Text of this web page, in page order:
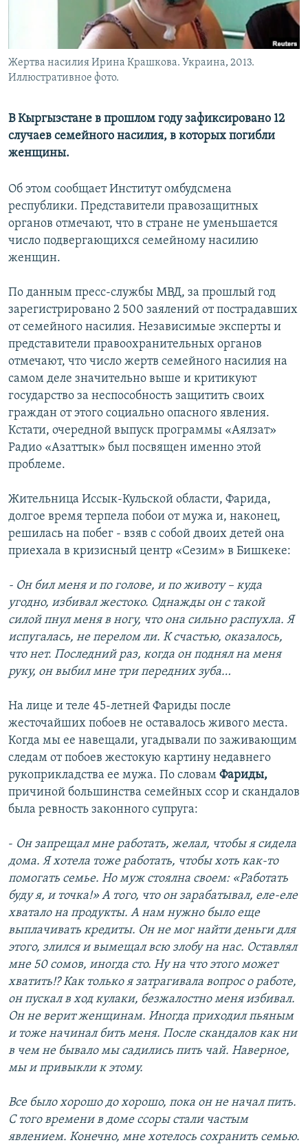
Жертва насилия Ирина Крашкова. Украина, 2013.
Иллюстративное фото.
В Кыргызстане в прошлом году зафиксировано 12
случаев семейного насилия, в которых погибли
женщины.
Об этом сообщает Институт омбудсмена
республики. Представители правозащитных
органов отмечают, что в стране не уменьшается
число подвергающихся семейному насилию
женщин.
По данным пресс-службы МВД, за прошлый год
зарегистрировано 2 500 заялений от пострадавших
от семейного насилия. Независимые эксперты и
представители правоохранительных органов
отмечают, что число жертв семейного насилия на
самом деле значительно выше и критикуют
государство за неспособность защитить своих
граждан от этого социально опасного явления.
Кстати, очередной выпуск программы «Аялзат»
Радио «Азаттык» был посвящен именно этой
проблеме.
Жительница Иссык-Кульской области, Фарида,
долгое время терпела побои от мужа и, наконец,
решилась на побег - взяв с собой двоих детей она
приехала в кризисный центр «Сезим» в Бишкеке:
- Он бил меня и по голове, и по животу – куда
угодно, избивал жестоко. Однажды он с такой
силой пнул меня в ногу, что она сильно распухла. Я
испугалась, не перелом ли. К счастью, оказалось,
что нет. Последний раз, когда он поднял на меня
руку, он выбил мне три передних зуба…
На лице и теле 45-летней Фариды после
жесточайших побоев не оставалось живого места.
Когда мы ее навещали, угадывали по заживающим
следам от побоев жестокую картину недавнего
рукоприкладства ее мужа. По словам Фариды,
причиной большинства семейных ссор и скандалов
была ревность законного супруга:
- Он запрещал мне работать, желал, чтобы я сидела
дома. Я хотела тоже работать, чтобы хоть как-то
помогать семье. Но муж стоялна своем: «Работать
буду я, и точка!» А того, что он зарабатывал, еле-еле
хватало на продукты. А нам нужно было еще
выплачивать кредиты. Он не мог найти деньги для
этого, злился и вымещал всю злобу на нас. Оставлял
мне 50 сомов, иногда сто. Ну на что этого может
хватить!? Как только я затрагивала вопрос о работе,
он пускал в ход кулаки, безжалостно меня избивал.
Он не верит женщинам. Иногда приходил пьяным
и тоже начинал бить меня. После скандалов как ни
в чем не бывало мы садились пить чай. Наверное,
мы и привыкли к этому.
Все было хорошо до хорошо, пока он не начал пить.
С того времени в доме ссоры стали частым
явлением. Конечно, мне хотелось сохранить семью.